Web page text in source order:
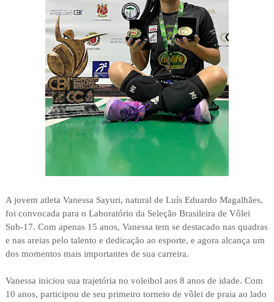
A jovem atleta Vanessa Sayuri, natural de Luís Eduardo Magalhães,
foi convocada para o Laboratório da Seleção Brasileira de Vôlei
Sub-17. Com apenas 15 anos, Vanessa tem se destacado nas quadras
e nas areias pelo talento e dedicação ao esporte, e agora alcança um
dos momentos mais importantes de sua carreira.
Vanessa iniciou sua trajetória no voleibol aos 8 anos de idade. Com
10 anos, participou de seu primeiro torneio de vôlei de praia ao lado